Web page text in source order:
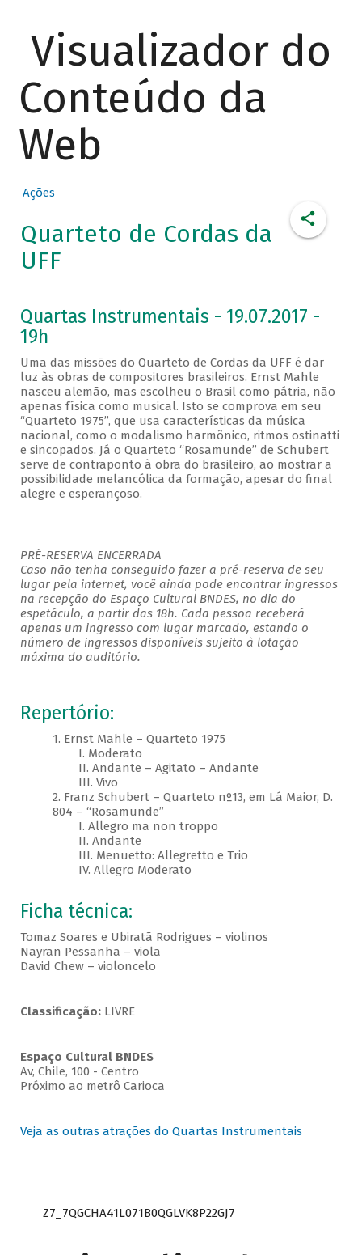
Visualizador do
Conteúdo da
Web
Ações
Quarteto de Cordas da
UFF
Quartas Instrumentais - 19.07.2017 -
19h
Uma das missões do Quarteto de Cordas da UFF é dar
luz às obras de compositores brasileiros. Ernst Mahle
nasceu alemão, mas escolheu o Brasil como pátria, não
apenas física como musical. Isto se comprova em seu
“Quarteto 1975”, que usa características da música
nacional, como o modalismo harmônico, ritmos ostinatti
e sincopados. Já o Quarteto “Rosamunde” de Schubert
serve de contraponto à obra do brasileiro, ao mostrar a
possibilidade melancólica da formação, apesar do final
alegre e esperançoso.
PRÉ-RESERVA ENCERRADA
Caso não tenha conseguido fazer a pré-reserva de seu
lugar pela internet, você ainda pode encontrar ingressos
na recepção do Espaço Cultural BNDES, no dia do
espetáculo, a partir das 18h. Cada pessoa receberá
apenas um ingresso com lugar marcado, estando o
número de ingressos disponíveis sujeito à lotação
máxima do auditório. ​
Repertório:
1. Ernst Mahle – Quarteto 1975
I. Moderato
II. Andante – Agitato – Andante
III. Vivo
2. Franz Schubert – Quarteto nº13, em Lá Maior, D.
804 – “Rosamunde”
I. Allegro ma non troppo
II. Andante
III. Menuetto: Allegretto e Trio
IV. Allegro Moderato
Ficha técnica:
Tomaz Soares e Ubiratã Rodrigues – violinos
Nayran Pessanha – viola
David Chew – violoncelo
Classificação:LIVRE
Espaço Cultural BNDES
Av, Chile, 100 - Centro
Próximo ao metrô Carioca
Veja as outras atrações do Quartas Instrumentais
Z7_7QGCHA41L071B0QGLVK8P22GJ7